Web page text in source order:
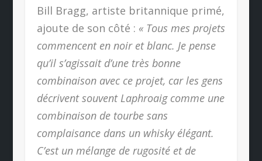
Bill Bragg, artiste britannique primé,
ajoute de son côté : « Tous mes projets
commencent en noir et blanc. Je pense
qu’il s’agissait d’une très bonne
combinaison avec ce projet, car les gens
décrivent souvent Laphroaig comme une
combinaison de tourbe sans
complaisance dans un whisky élégant.
C’est un mélange de rugosité et de